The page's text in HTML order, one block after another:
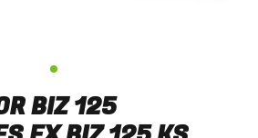
BIZ 125